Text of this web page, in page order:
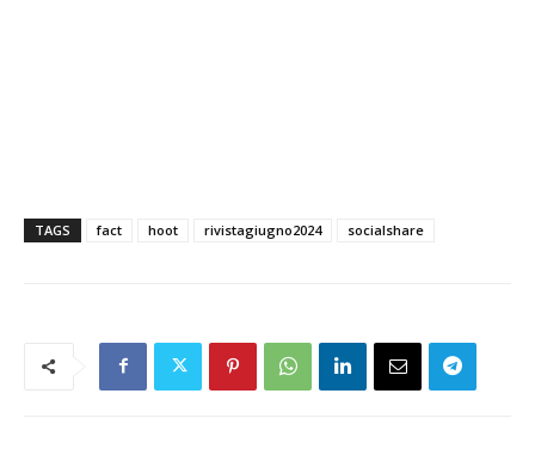
TAGS fact hoot rivistagiugno2024 socialshare